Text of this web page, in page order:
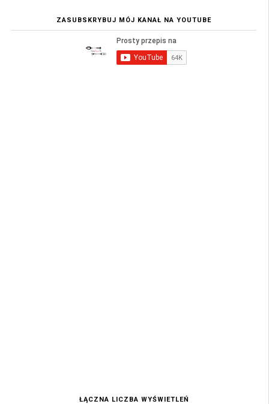
ZASUBSKRYBUJ MÓJ KANAŁ NA YOUTUBE
ŁĄCZNA LICZBA WYŚWIETLEŃ